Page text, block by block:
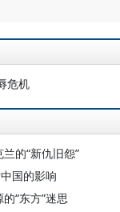
危机
的“新仇旧怨”
国的影响
“东方”迷思